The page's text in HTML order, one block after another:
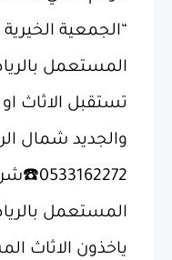
“الجمعية
المستعمل
تستقبل الاثاث او
والجديد شمال
ياخذون الاثاث